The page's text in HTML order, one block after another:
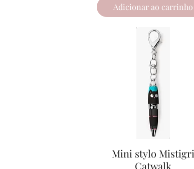
Adicionar ao carrinho
Visualização rápida
Mini stylo Mistigri
Catwalk